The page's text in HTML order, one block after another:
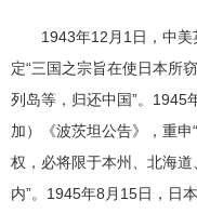
1943年12月1日，中美
定“三国之宗旨在使日本所
列岛等，归还中国”。1945
加）《波茨坦公告》，重
权，必将限于本州、北海
内”。1945年8月15日，日